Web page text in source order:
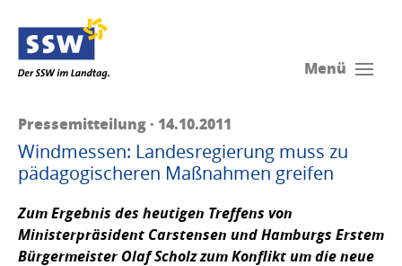
Menü
Pressemitteilung · 14.10.2011
Windmessen: Landesregierung muss zu
pädagogischeren Maßnahmen greifen
Zum Ergebnis des heutigen Treffens von
Ministerpräsident Carstensen und Hamburgs Erstem
Bürgermeister Olaf Scholz zum Konflikt um die neue